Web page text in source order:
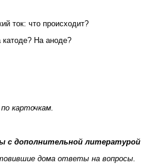
ток: что происходит?
катоде? На аноде?
карточкам.
с дополнительной литературой
дома ответы на вопросы.